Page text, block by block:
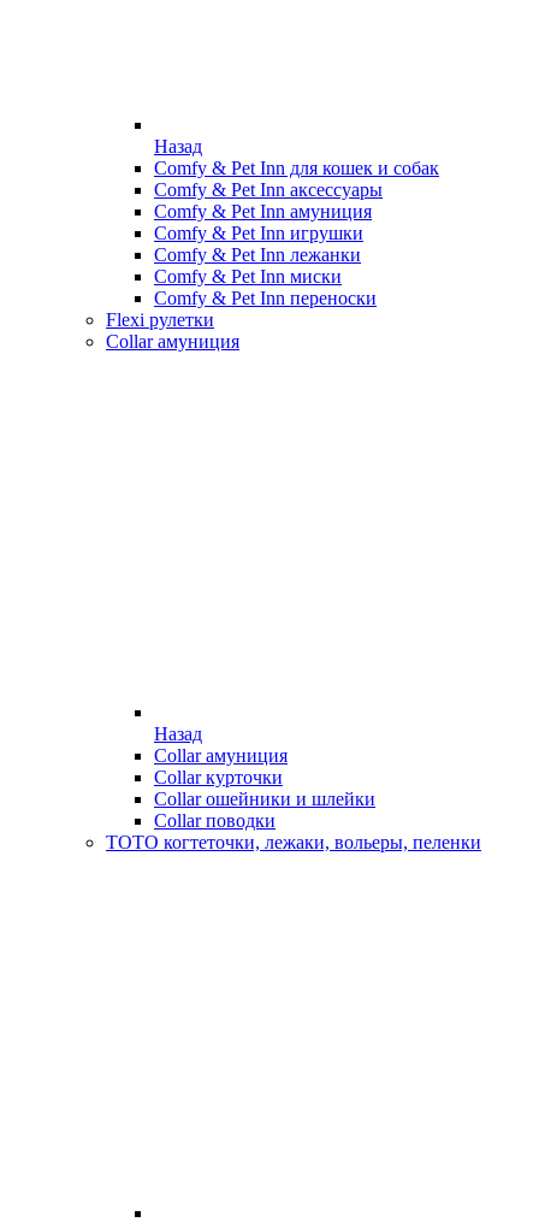
Назад
Comfy & Pet Inn для кошек и собак
Comfy & Pet Inn аксессуары
Comfy & Pet Inn амуниция
Comfy & Pet Inn игрушки
Comfy & Pet Inn лежанки
Comfy & Pet Inn миски
Comfy & Pet Inn переноски
Flexi рулетки
Collar амуниция
Назад
Collar амуниция
Collar курточки
Collar ошейники и шлейки
Collar поводки
ТОТО когтеточки, лежаки, вольеры, пеленки